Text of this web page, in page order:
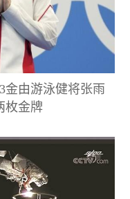
金由游泳健将张雨
枚金牌